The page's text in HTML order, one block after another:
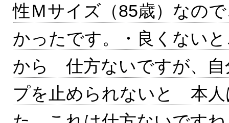
性Ｍサイズ（85歳）なの
かったです。・良くない
から 仕方ないですが、
プを止められないと 本